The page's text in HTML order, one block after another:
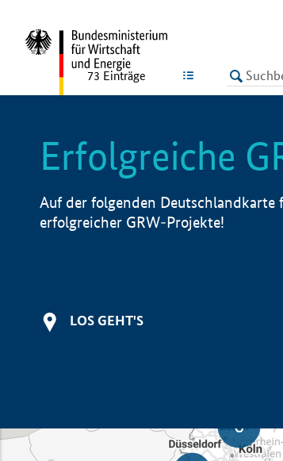
LISTE
73 Einträge
Erfolgreiche
Auf der folgenden Deutschlandkarte
erfolgreicher GRW-Projekte!
LOS GEHT'S